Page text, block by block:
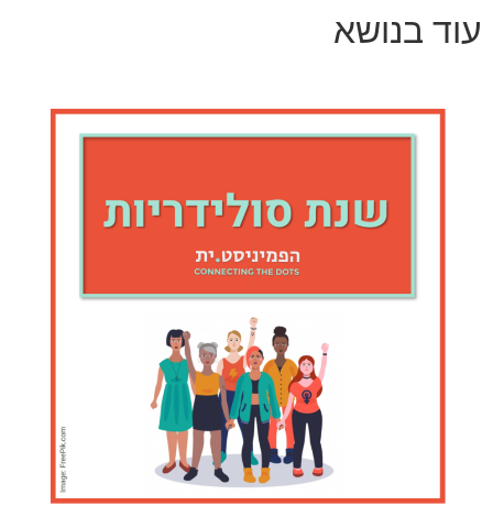
עוד בנושא